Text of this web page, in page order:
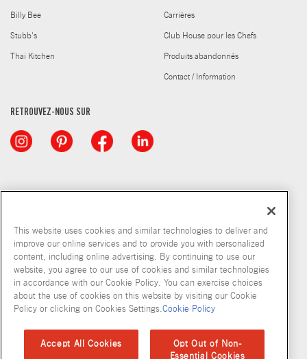
Billy Bee
Stubb's
Thai Kitchen
Carrières
Club House pour les Chefs
Produits abandonnés
Contact / Information
RETROUVEZ-NOUS SUR
© McCormick & Company, Inc. 2026
Politique en matiere de fichiers temoins
Plan du site
This website uses cookies and similar technologies to deliver and
improve our online services and to provide you with personalized
content, including online advertising. By continuing to use our
website, you agree to our use of cookies and similar technologies
in accordance with our Cookie Policy. You can exercise choices
about the use of cookies on this website by visiting our Cookie
Policy or clicking on Cookies Settings.Cookie Policy
Accept All Cookies
Opt Out of Non-
Essential Cookies